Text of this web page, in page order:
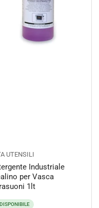
UTENSILI
Industriale
per Vasca
1lt
DISPONIBILE